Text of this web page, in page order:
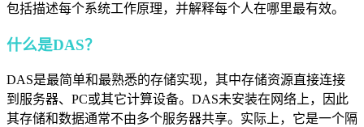
包括描述每个系统工作原理，并解释每个人在哪里最有效。
什么是DAS？
DAS是最简单和最熟悉的存储实现，其中存储资源直接连接
到服务器、PC或其它计算设备。DAS未安装在网络上，因此
其存储和数据通常不由多个服务器共享。实际上，它是一个隔